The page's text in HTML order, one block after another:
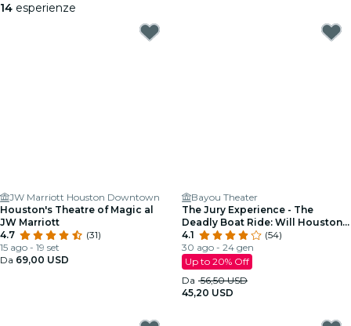
14 esperienze
JW Marriott Houston Downtown
Houston's Theatre of Magic al
JW Marriott
4.7
(31)
15 ago - 19 set
Da 69,00 USD
Bayou Theater
The Jury Experience - The
Deadly Boat Ride: Will Houston
Deliver Justice?
4.1
(54)
30 ago - 24 gen
Up to 20% Off
Da 56,50 USD
45,20 USD